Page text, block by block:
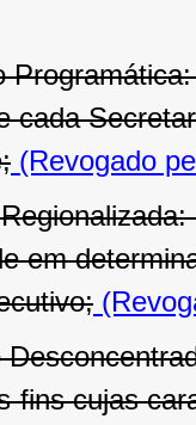
cada
(Revogado
em
fins cujas